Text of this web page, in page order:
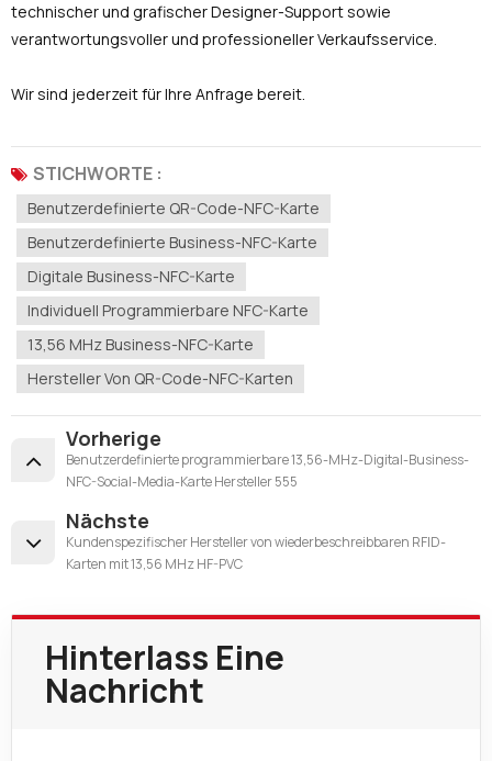
technischer und grafischer Designer-Support sowie
verantwortungsvoller und professioneller Verkaufsservice.
Wir sind jederzeit für Ihre Anfrage bereit.
STICHWORTE :
Benutzerdefinierte QR-Code-NFC-Karte
Benutzerdefinierte Business-NFC-Karte
Digitale Business-NFC-Karte
Individuell Programmierbare NFC-Karte
13,56 MHz Business-NFC-Karte
Hersteller Von QR-Code-NFC-Karten
Vorherige
Benutzerdefinierte programmierbare 13,56-MHz-Digital-Business-
NFC-Social-Media-Karte Hersteller 555
Nächste
Kundenspezifischer Hersteller von wiederbeschreibbaren RFID-
Karten mit 13,56 MHz HF-PVC
Hinterlass Eine
Nachricht